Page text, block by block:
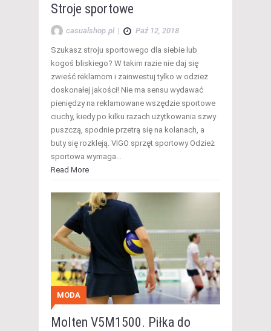
Stroje sportowe
casualshop.pl | Paź 12, 2018
Szukasz stroju sportowego dla siebie lub
kogoś bliskiego? W takim razie nie daj się
zwieść reklamom i zainwestuj tylko w odzież
doskonałej jakości! Nie ma sensu wydawać
pieniędzy na reklamowane wszędzie sportowe
ciuchy, kiedy po kilku razach użytkowania szwy
puszczą, spodnie przetrą się na kolanach, a
buty się rozkleją. VIGO sprzęt sportowy Odzież
sportowa wymaga…
Read More
MODA
Molten V5M1500. Piłka do